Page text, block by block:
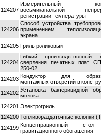
124207
Измерительный
восьмиканальной
регистрации температуры
124206
Способ устройства
применением
экрана
124205 Гриль роликовый
124204
Гибкий производственный
сверления печатных плат
250-02
124203 Кондуктор для
монтажных отверстий в
124202 Установка бактерицидной
молока
124201 Электрогриль
124200 Топливораздаточные колонки
124199 Концентрационный
гравитационного обогащения